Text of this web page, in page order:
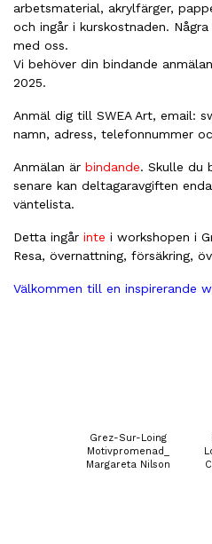
arbetsmaterial, akrylfärger,
och ingår i kurskostnaden.
med oss.
Vi behöver din bindande anmälan
2025.
Anmäl dig till SWEA Art, email:
namn, adress, telefonnummer
Anmälan är bindande. Skulle du
senare kan deltagaravgiften
väntelista.
Detta ingår inte i workshopen i
Resa, övernattning, försäkring,
Välkommen till en inspirerande
Grez-Sur-Loing
Motivpromenad_
Margareta Nilson